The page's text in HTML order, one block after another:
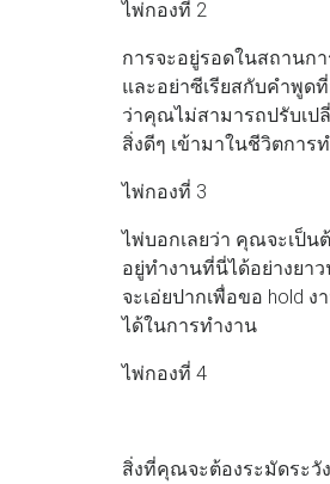
ไพ่กองที่ 2
การจะอยู่รอดในสถานก
และอย่าซีเรียสกับคำพู
ว่าคุณไม่สามารถปรับเป
สิ่งดีๆ เข้ามาในชีวิตการ
ไพ่กองที่ 3
ไพ่บอกเลยว่า คุณจะเป็
อยู่ทำงานที่นี่ได้อย่างยา
จะเอ่ยปากเพื่อขอ hold
ได้ในการทำงาน
ไพ่กองที่ 4
สิ่งที่คุณจะต้องระมัดระวั